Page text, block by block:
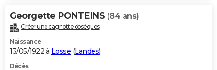
Georgette PONTEINS (84 ans)
Créer une cagnotte obsèques
Naissance
13/05/1922 à Losse (Landes)
Décès